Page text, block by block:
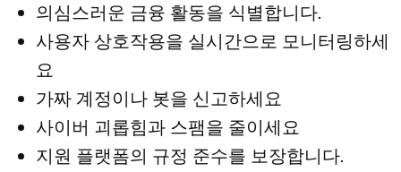
의심스러운 금융 활동을 식별합니다.
사용자 상호작용을 실시간으로 모니터링하세
요
가짜 계정이나 봇을 신고하세요
사이버 괴롭힘과 스팸을 줄이세요
지원 플랫폼의 규정 준수를 보장합니다.